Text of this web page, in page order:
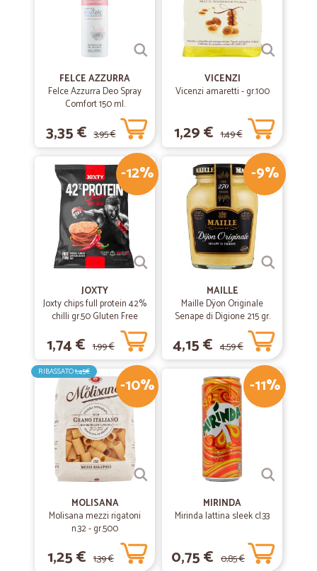
18/12/2018
— Paola G.
ho trovato difficolta dovendo richiedere l'invio della fattura al
sottoscritto e la consegna all'indirizzo di un amico
FELCE AZZURRA
Felce Azzurra Deo Spray
Comfort 150 ml.
3,35 € 3,95 €
VICENZI
Vicenzi amaretti - gr.100
1,29 € 1,49 €
-12%
JOXTY
Joxty chips full protein 42%
chilli gr.50 Gluten Free
1,74 € 1,99 €
-9%
MAILLE
Maille Dÿon Originale
Senape di Digione 215 gr.
4,15 € 4,59 €
-10%
RIBASSATO1,45€
MOLISANA
Molisana mezzi rigatoni
n.32 - gr.500
1,25 € 1,39 €
-11%
MIRINDA
Mirinda lattina sleek cl.33
0,75 € 0,85 €